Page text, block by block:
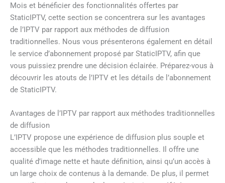
Mois et bénéficier des fonctionnalités offertes par
StaticIPTV, cette section se concentrera sur les avantages
de l’IPTV par rapport aux méthodes de diffusion
traditionnelles. Nous vous présenterons également en détail
le service d’abonnement proposé par StaticIPTV, afin que
vous puissiez prendre une décision éclairée. Préparez-vous à
découvrir les atouts de l’IPTV et les détails de l’abonnement
de StaticIPTV.
Avantages de l’IPTV par rapport aux méthodes traditionnelles
de diffusion
L’IPTV propose une expérience de diffusion plus souple et
accessible que les méthodes traditionnelles. Il offre une
qualité d’image nette et haute définition, ainsi qu’un accès à
un large choix de contenus à la demande. De plus, il permet